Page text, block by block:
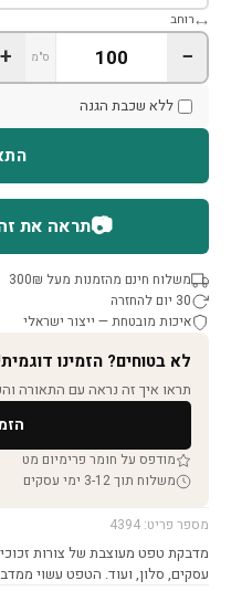
רוחב
− ס"מ +
ללא שכבת הגנה
📷תראה את
משלוח חינם מהזמנות מעל 300₪
30 יום להחזרה
איכות מובטחת — ייצור ישראלי
לא בטוחים? הזמינו
תראו איך זה נראה עם התאורה
מודפס על חומר פרימיום מט
משלוח תוך 3-12 ימי עסקים
מספר פריט: 4394
מדבקת טפט מעוצבת של צורות
עסקים, סלון, ועוד. הטפט עשוי